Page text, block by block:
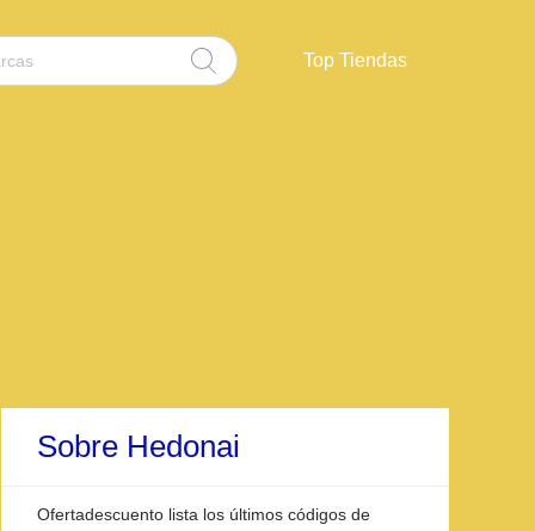
Top Tiendas
Sobre Hedonai
Ofertadescuento lista los últimos códigos de